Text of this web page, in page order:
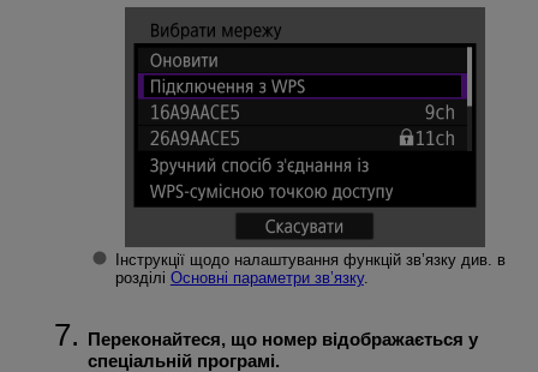
Інструкції щодо налаштування функцій зв’язку див. в
розділі Основні параметри зв’язку.
Переконайтеся, що номер відображається у
спеціальній програмі.